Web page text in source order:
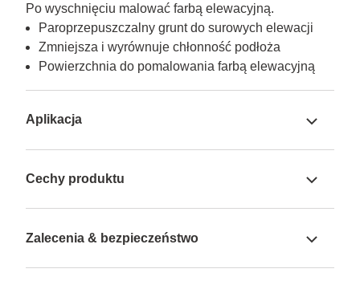
Po wyschnięciu malować farbą elewacyjną.
Paroprzepuszczalny grunt do surowych elewacji
Zmniejsza i wyrównuje chłonność podłoża
Powierzchnia do pomalowania farbą elewacyjną
Aplikacja
Cechy produktu
Zalecenia & bezpieczeństwo